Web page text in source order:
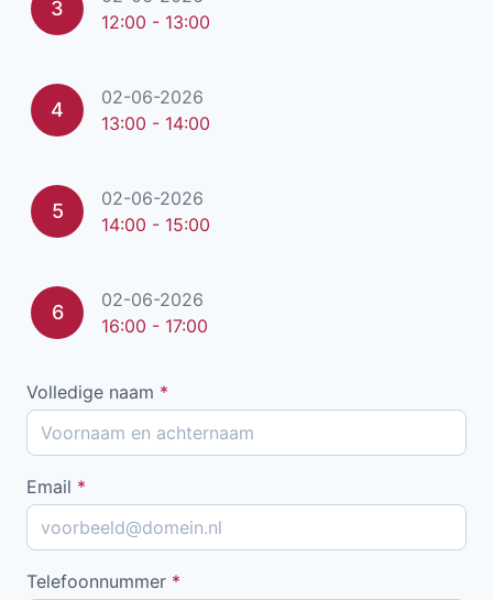
3
12:00 - 13:00
4
02-06-2026
13:00 - 14:00
5
02-06-2026
14:00 - 15:00
6
02-06-2026
16:00 - 17:00
Volledige naam *
Email *
Telefoonnummer *